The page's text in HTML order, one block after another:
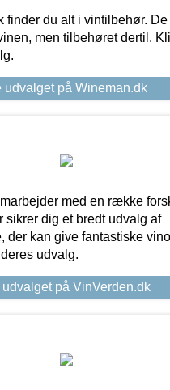
finder du alt i vintilbehør.
men tilbehøret dertil.
udvalget på Wineman.dk
med en række
sikrer dig et bredt udvalg af
der kan give fantastiske
udvalg.
udvalget på VinVerden.dk